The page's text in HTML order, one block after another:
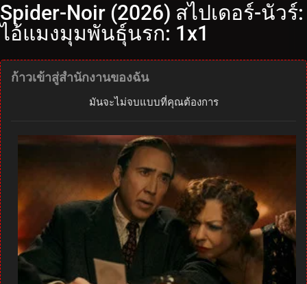
Spider-Noir (2026) สไปเดอร์-นัวร์:
ไอ้แมงมุมพันธุ์นรก: 1x1
ก้าวเข้าสู่สำนักงานของฉัน
มันจะไม่จบแบบที่คุณต้องการ